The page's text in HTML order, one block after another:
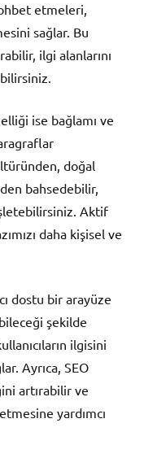
etmeleri,
sağlar. Bu
ilgi alanlarını
ise bağlamı ve
doğal
bahsedebilir,
Aktif
daha kişisel ve
dostu bir arayüze
şekilde
ilgisini
Ayrıca, SEO
artırabilir ve
yardımcı